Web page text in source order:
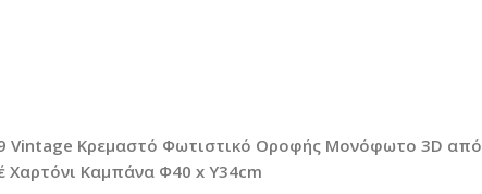
Vintage Κρεμαστό Φωτιστικό Οροφής Μονόφωτο 3D από
Χαρτόνι Καμπάνα Φ40 x Y34cm